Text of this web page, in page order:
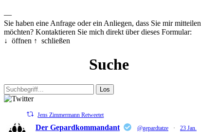
—
Sie haben eine Anfrage oder ein Anliegen, dass Sie mir mitteilen
möchten? Kontaktieren Sie mich direkt über dieses Formular:
↓ öffnen ↑ schließen
Suche
Jens Zimmermann Retweetet
Der Gepardkommandant @gepardtatze · 23 Jan.